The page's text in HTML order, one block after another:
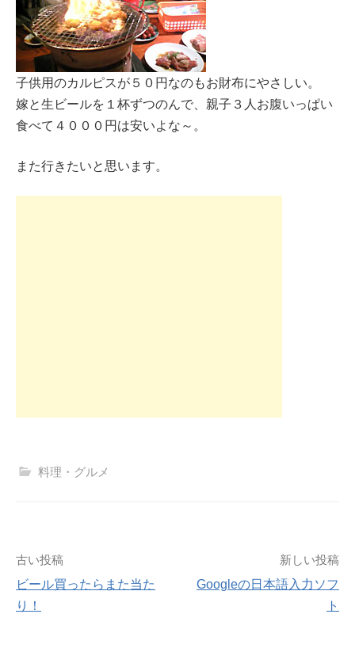
子供用のカルピスが５０円なのもお財布にやさしい。
嫁と生ビールを１杯ずつのんで、親子３人お腹いっぱい
食べて４０００円は安いよな～。
また行きたいと思います。
料理・グルメ
投
稿
古い投稿
ビール買ったらまた当た
り！
新しい投稿
Googleの日本語入力ソフ
ト